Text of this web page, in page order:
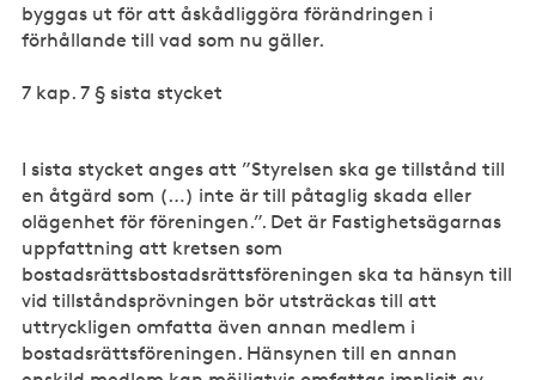
byggas ut för att åskådliggöra förändringen i
förhållande till vad som nu gäller.
7 kap. 7 § sista stycket
I sista stycket anges att ”Styrelsen ska ge tillstånd till
en åtgärd som (…) inte är till påtaglig skada eller
olägenhet för föreningen.”. Det är Fastighetsägarnas
uppfattning att kretsen som
bostadsrättsbostadsrättsföreningen ska ta hänsyn till
vid tillståndsprövningen bör utsträckas till att
uttryckligen omfatta även annan medlem i
bostadsrättsföreningen. Hänsynen till en annan